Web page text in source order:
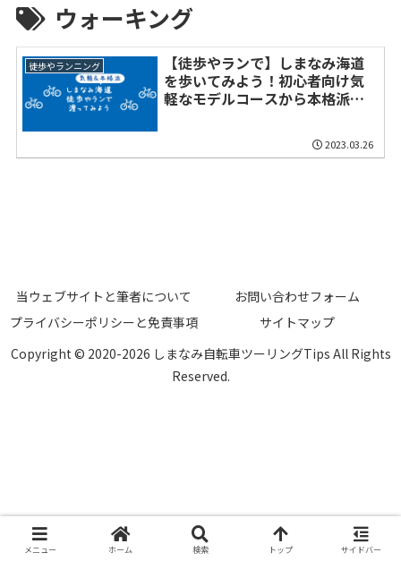
ウォーキング
徒歩やランニング
【徒歩やランで】しまなみ海道
を歩いてみよう！初心者向け気
軽なモデルコースから本格派ま
2023.03.26
当ウェブサイトと筆者について
お問い合わせフォーム
プライバシーポリシーと免責事項
サイトマップ
Copyright © 2020-2026 しまなみ自転車ツーリングTips All Rights
Reserved.
メニュー ホーム 検索 トップ サイドバー